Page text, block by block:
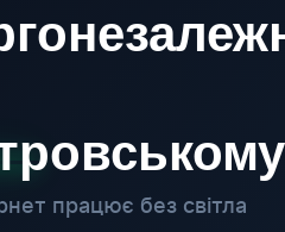
працює без світла